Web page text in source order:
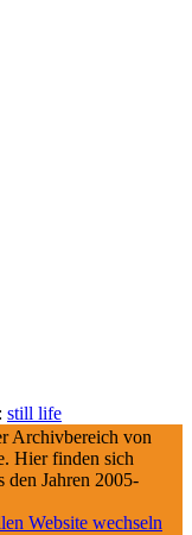
still life
Archivbereich von
Hier finden sich
den Jahren 2005-
Website wechseln